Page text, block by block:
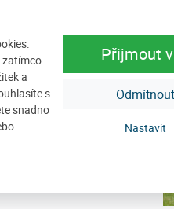
zatímco
a
s
snadno
Přijmout
Odmítnout
Nastavit